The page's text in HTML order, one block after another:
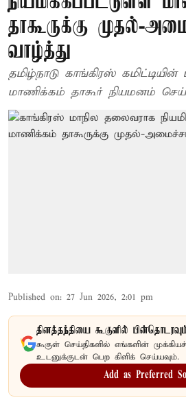
தாகூருக்கு முதல்-
வாழ்த்து
தமிழ்நாடு காங்கிரஸ்
மாணிக்கம் தாகூர் நியமனம்
Published on: 27 Jun 2026, 2:01 pm
தினத்தந்தியை கூகுளில்
கூகுள் செய்திகளில் எங்களின்
உடனுக்குடன் பெற கிளிக் செய்யவும்.
Add as Preferred